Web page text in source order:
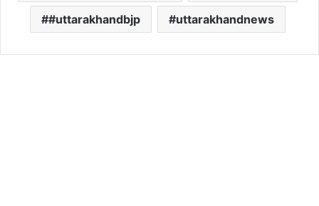
#uttarakhandbjp uttarakhandnews